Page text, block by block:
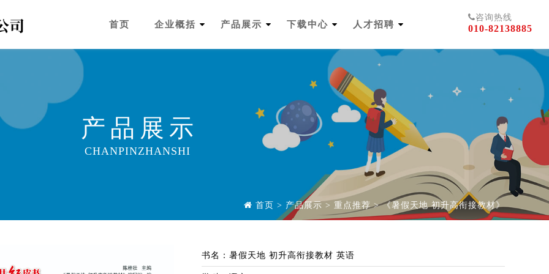
咨询热线
010-82138885
首页 企业概括 产品展示 下载中心 人才招聘
产品展示
CHANPINZHANSHI
首页 > 产品展示 > 重点推荐>《暑假天地 初升高衔接教材》
书名：暑假天地 初升高衔接教材 英语